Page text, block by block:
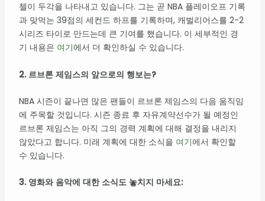
첼이 두각을 나타내고 있습니다. 그는 곧 NBA 플레이오프 기록
과 맞먹는 39점의 세컨드 하프를 기록하며, 캐벌리어스를 2-2
시리즈 타이로 만드는데 큰 기여를 했습니다. 이 세부적인 경
기 내용은 여기에서 더 확인하실 수 있습니다.
2. 르브론 제임스의 앞으로의 행보는?
NBA 시즌이 끝나면 많은 팬들이 르브론 제임스의 다음 움직임
에 주목할 것입니다. 시즌 종료 후 자유계약선수가 될 예정인
르브론 제임스는 아직 그의 경력 계획에 대해 결정을 내리지
않았다고 합니다. 미래 계획에 대한 소식을 여기에서 확인할
수 있습니다.
3. 영화와 음악에 대한 소식도 놓치지 마세요: